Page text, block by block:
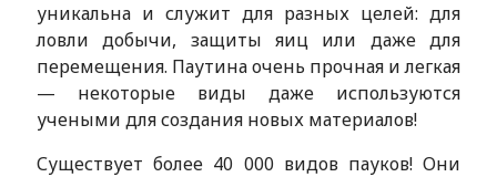
уникальна и служит для разных целей: для
ловли добычи, защиты яиц или даже для
перемещения. Паутина очень прочная и легкая
— некоторые виды даже используются
учеными для создания новых материалов!
Существует более 40 000 видов пауков! Они